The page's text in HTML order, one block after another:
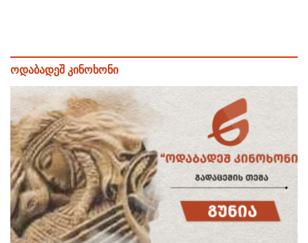
ოდაბადეშ კინოხონი